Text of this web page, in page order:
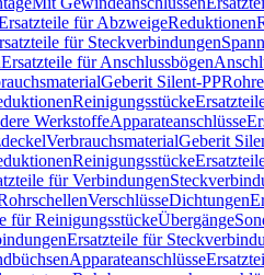
für AbzweigeReduktionen
für Steckverbindungen
Ersatzteile für Anschlussbögen
Geberit Silent-PPRohre
Reinigungsstücke
WerkstoffeApparateanschlüsse
VerbrauchsmaterialGeberit
Reinigungsstücke
für Verbindungen
VerschlüsseDichtungen
für ReinigungsstückeÜbergänge
Ersatzteile für
Apparateanschlüsse